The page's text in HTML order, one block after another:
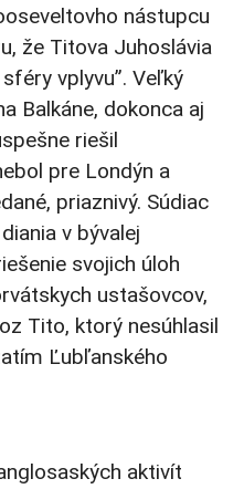
nástupcu
že Titova Juhoslávia
vplyvu”. Veľký
Balkáne, dokonca aj
riešil
pre Londýn a
priaznivý. Súdiac
v bývalej
svojich úloh
ustašovcov,
Tito, ktorý nesúhlasil
Ľubľanského
aktivít